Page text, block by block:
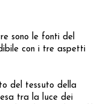
sono le fonti del
con i tre aspetti
del tessuto della
tra la luce dei